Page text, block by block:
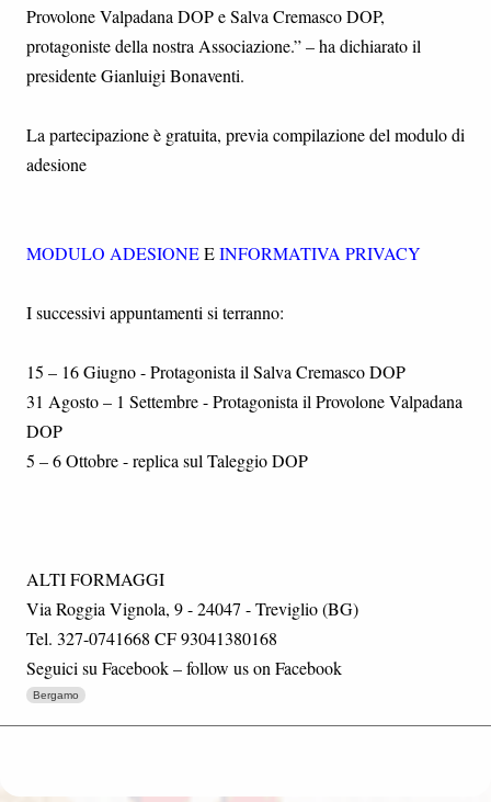
Provolone Valpadana DOP e Salva Cremasco DOP,
protagoniste della nostra Associazione.” – ha dichiarato il
presidente Gianluigi Bonaventi.
La partecipazione è gratuita, previa compilazione del modulo di
adesione
MODULO ADESIONEEINFORMATIVA PRIVACY
I successivi appuntamenti si terranno:
15 – 16 Giugno - Protagonista il Salva Cremasco DOP
31 Agosto – 1 Settembre - Protagonista il Provolone Valpadana
DOP
5 – 6 Ottobre - replica sul Taleggio DOP
ALTI FORMAGGI
Via Roggia Vignola, 9 - 24047 - Treviglio (BG)
Tel. 327-0741668 CF 93041380168
Seguici su Facebook – follow us on Facebook
Bergamo